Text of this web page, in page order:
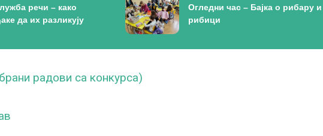
речи – како
да их разликују
Огледни час – Бајка о рибару и
рибици
радови са конкурса)